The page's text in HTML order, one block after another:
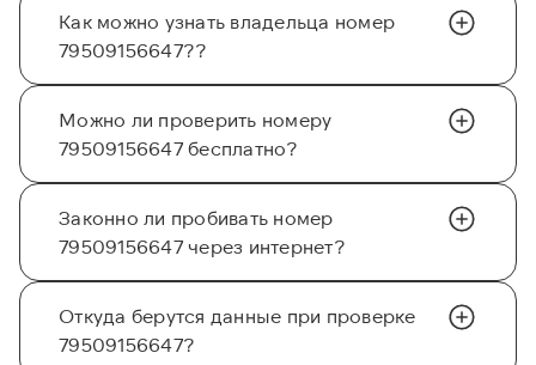
Как можно узнать владельца номер
79509156647??
Можно ли проверить номеру
79509156647 бесплатно?
Законно ли пробивать номер
79509156647 через интернет?
Откуда берутся данные при проверке
79509156647?